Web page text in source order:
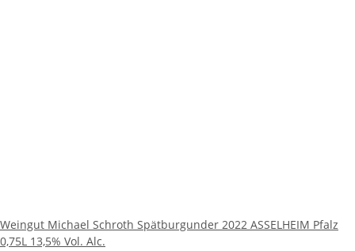
Weingut Michael Schroth Spätburgunder 2022 ASSELHEIM Pfalz
0,75L 13,5% Vol. Alc.